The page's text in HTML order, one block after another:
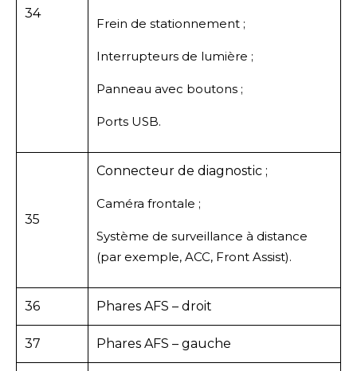
34
Frein de stationnement ;
Interrupteurs de lumière ;
Panneau avec boutons ;
Ports USB.
35
Connecteur de diagnostic ;
Caméra frontale ;
Système de surveillance à distance
(par exemple, ACC, Front Assist).
36 Phares AFS – droit
37 Phares AFS – gauche